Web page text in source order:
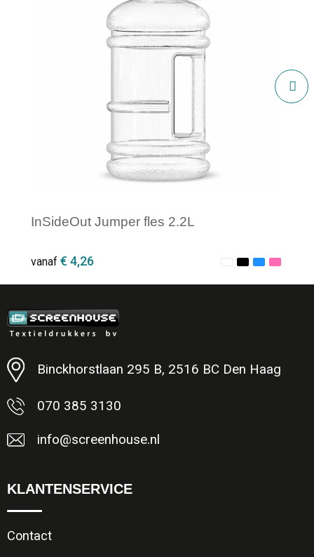
InSideOut Jumper fles 2.2L
vanaf € 4,26
Minimale afname: 1
Binckhorstlaan 295 B, 2516 BC Den Haag
070 385 3130
info@screenhouse.nl
KLANTENSERVICE
Contact